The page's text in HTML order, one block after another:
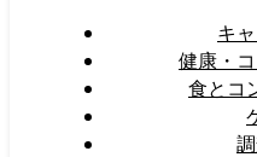
キ
健康・
食とコ